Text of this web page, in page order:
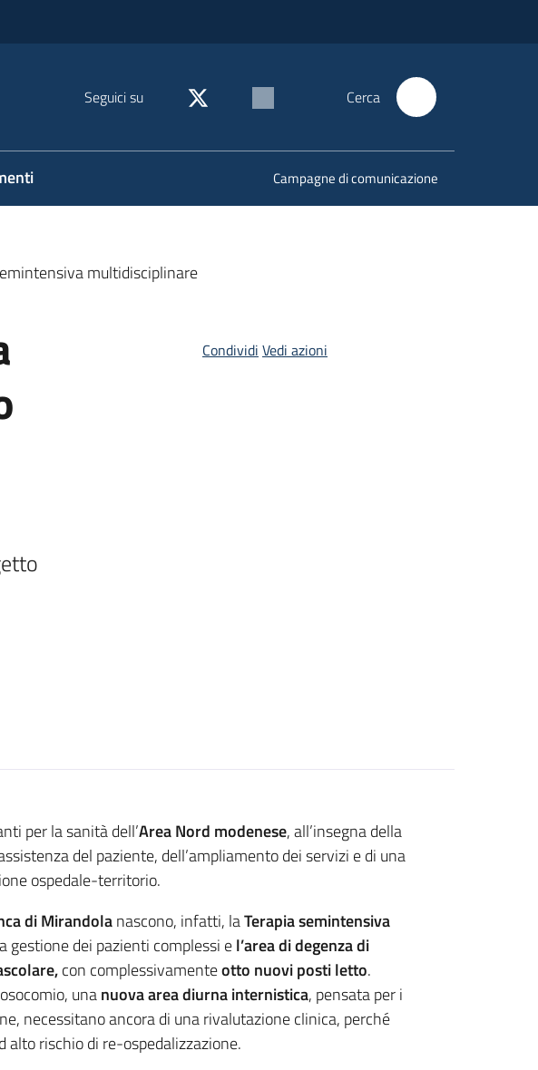
Seguici su Cerca
Campagne di comunicazione
multidisciplinare
Condividi Vedi azioni
per la sanità dell’Area Nord modenese, all’insegna della
del paziente, dell’ampliamento dei servizi e di una
ospedale-territorio.
di Mirandolanascono, infatti, laTerapia semintensiva
gestione dei pazienti complessi el’area didegenza di
con complessivamenteotto nuovi posti letto.
unanuova area diurna internistica, pensata per i
necessitano ancora di una rivalutazione clinica, perché
alto rischio di re-ospedalizzazione.